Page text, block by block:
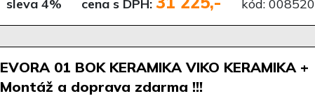
sleva 4% cena s DPH: kód: 008520
EVORA 01 BOK KERAMIKA VIKO KERAMIKA +
Montáž a doprava zdarma !!!